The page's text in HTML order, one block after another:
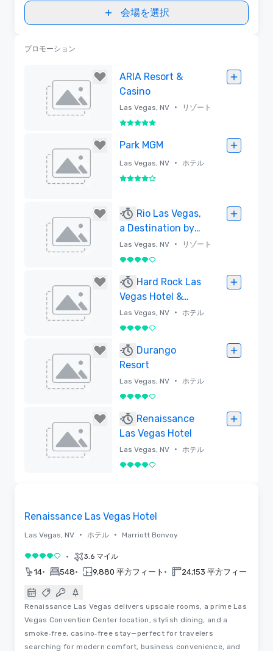
会場を選択
プロモーション
ARIA Resort &
Casino
Las Vegas, NV • リゾート
5 中の 5
Park MGM
Las Vegas, NV • ホテル
5 中の 4
Rio Las Vegas,
a Destination by
Hyatt Hotel
Las Vegas, NV • リゾート
5 中の 4
Hard Rock Las
Vegas Hotel &
Casino
Las Vegas, NV • ホテル
5 中の 4
Durango
Resort
Las Vegas, NV • ホテル
5 中の 4
Renaissance
Las Vegas Hotel
Las Vegas, NV • ホテル
5 中の 4
Renaissance Las Vegas Hotel
Las Vegas, NV • ホテル • Marriott Bonvoy
5 中の 4 • 3.6 マイル
14• 548• 9,880 平方フィート • 24,153 平方フィート
Renaissance Las Vegas delivers upscale rooms, a prime Las
Vegas Convention Center location, stylish dining, and a
smoke‑free, casino‑free stay—perfect for travelers
searching for modern comfort, business convenience, and